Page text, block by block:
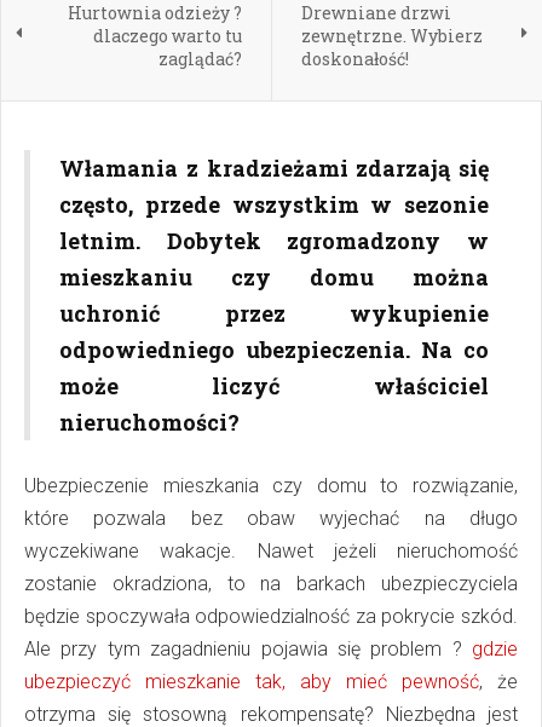
Hurtownia odzieży ?
dlaczego warto tu
zaglądać?
Drewniane drzwi
zewnętrzne. Wybierz
doskonałość!
Włamania z kradzieżami zdarzają się
często, przede wszystkim w sezonie
letnim. Dobytek zgromadzony w
mieszkaniu czy domu można
uchronić przez wykupienie
odpowiedniego ubezpieczenia. Na co
może liczyć właściciel
nieruchomości?
Ubezpieczenie mieszkania czy domu to rozwiązanie,
które pozwala bez obaw wyjechać na długo
wyczekiwane wakacje. Nawet jeżeli nieruchomość
zostanie okradziona, to na barkach ubezpieczyciela
będzie spoczywała odpowiedzialność za pokrycie szkód.
Ale przy tym zagadnieniu pojawia się problem ? gdzie
ubezpieczyć mieszkanie tak, aby mieć pewność, że
otrzyma się stosowną rekompensatę? Niezbędna jest